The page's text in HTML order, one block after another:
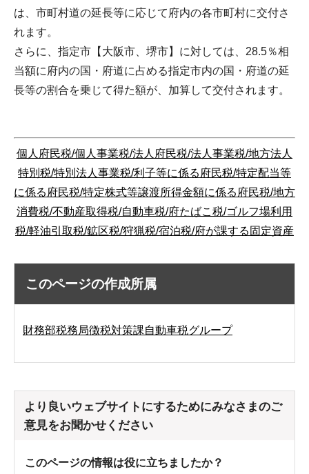
は、市町村道の延長等に応じて府内の各市町村に交付さ
れます。
さらに、指定市【大阪市、堺市】に対しては、28.5％相
当額に府内の国・府道に占める指定市内の国・府道の延
長等の割合を乗じて得た額が、加算して交付されます。
個人府民税/個人事業税/法人府民税/法人事業税/地方法人
特別税/特別法人事業税/利子等に係る府民税/特定配当等
に係る府民税/特定株式等譲渡所得金額に係る府民税/地方
消費税/不動産取得税/自動車税/府たばこ税/ゴルフ場利用
税/軽油引取税/鉱区税/狩猟税/宿泊税/府が課する固定資産
このページの作成所属
財務部税務局徴税対策課自動車税グループ
より良いウェブサイトにするためにみなさまのご
意見をお聞かせください
このページの情報は役に立ちましたか？